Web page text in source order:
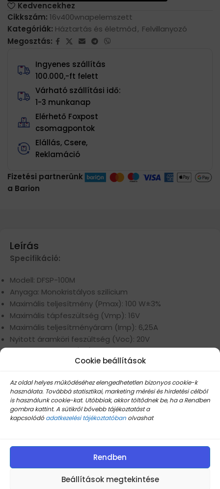
Cookie beállítások
Az oldal helyes működéséhez elengedhetetlen bizonyos cookie-k
használata. Továbbá statisztikai, marketing mérési és hirdetési célból
is használunk cookie-kat. Utóbbiak, akkor töltődnek be, ha a Rendben
gombra kattint. A sütikről bővebb tájékoztatást a
kapcsolódó adatkezelési tájékoztatóban olvashat
Rendben
Beállítások megtekintése
Kedvencekhez
Cikkszám: 16v400wnapelemszett
Kategóriák: Háztartás és életmód, Felvillanyozó
Megosztás:
Ingyenes szállítás
100.000,-ft felett
Várható szállítási idő:
1-3 munkanap
Elérhető Foxpost
csomagpontok
Elállás, Csere,
Reklamáció
Fizetési partnerünk
a Barion
Leírás
Specifikáció:
Modell: DFSP-100M
Anyaga: Monokristályos szilícium
Maximális teljesítmény (Pmax): 100 W±3%
Maximális tápfeszültség (Vmp): 16V
Maximális teljesítményáram (Imp): 6,25A
Nyitott áramköri feszültség (Voc): 20V
Rövidzárlati áram (Isc): 6,5A
Névleges üzemi cella hőmérséklet (NOCT): -45-80 ℃
Maximális sorozatú biztosíték: 15A
Nettó tömeg: 1 kg
Mérete: 1055x540mm
Anyag szerkezete:
3. réteg: nagy hatékonyságú napelem
4. réteg: EVA Film